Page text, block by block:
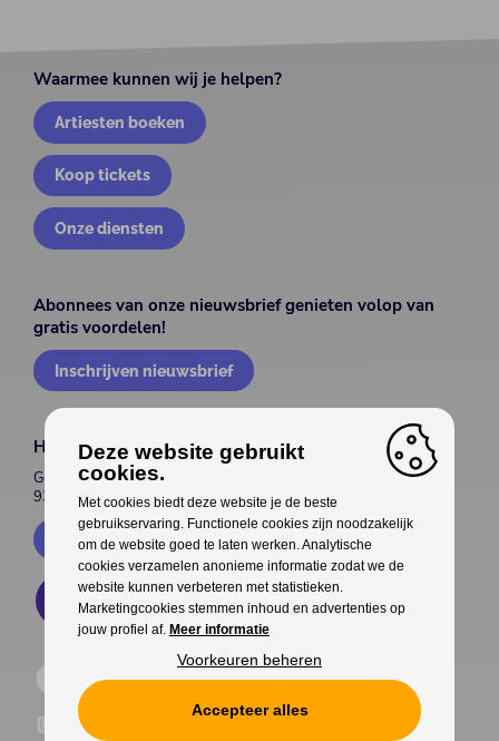
Waarmee kunnen wij je helpen?
Artiesten boeken
Koop tickets
Onze diensten
Abonnees van onze nieuwsbrief genieten volop van
gratis voordelen!
Inschrijven nieuwsbrief
House of Entertainment
Gentsesteenweg 514
9300 Aalst
Contacteer ons
Deze website gebruikt
cookies.
Met cookies biedt deze website je de beste
gebruikservaring. Functionele cookies zijn noodzakelijk
om de website goed te laten werken. Analytische
cookies verzamelen anonieme informatie zodat we de
website kunnen verbeteren met statistieken.
Marketingcookies stemmen inhoud en advertenties op
jouw profiel af. Meer informatie
Voorkeuren beheren
Accepteer alles